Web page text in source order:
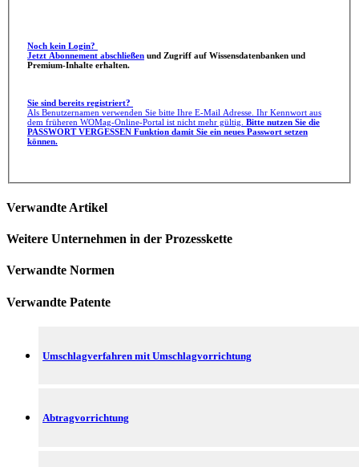
Noch kein Login?
Jetzt Abonnement abschließen
Premium-Inhalte erhalten.
Sie sind bereits registriert?
Als Benutzernamen verwenden Sie bitte Ihre E-Mail Adresse. Ihr Kennwort aus
dem früheren WOMag-Online-Portal ist nicht mehr gültig. Bitte nutzen Sie die
PASSWORT VERGESSEN Funktion damit Sie ein neues Passwort setzen
können.
Verwandte Artikel
Weitere Unternehmen in der Prozesskette
Verwandte Normen
Verwandte Patente
Umschlagverfahren mit Umschlagvorrichtung
Abtragvorrichtung